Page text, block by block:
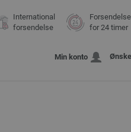
International
forsendelse
for 24 timer
Min konto